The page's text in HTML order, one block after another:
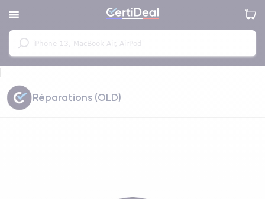
Réparations (OLD)